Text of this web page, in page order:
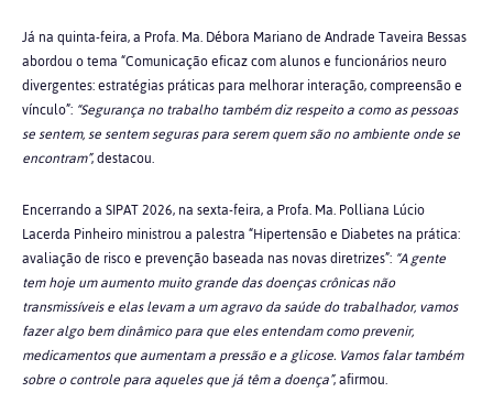
Já na quinta-feira, a Profa. Ma. Débora Mariano de Andrade Taveira Bessas
abordou o tema “Comunicação eficaz com alunos e funcionários neuro
divergentes: estratégias práticas para melhorar interação, compreensão e
vínculo”: “Segurança no trabalho também diz respeito a como as pessoas
se sentem, se sentem seguras para serem quem são no ambiente onde se
encontram”, destacou.
Encerrando a SIPAT 2026, na sexta-feira, a Profa. Ma. Polliana Lúcio
Lacerda Pinheiro ministrou a palestra “Hipertensão e Diabetes na prática:
avaliação de risco e prevenção baseada nas novas diretrizes”: “A gente
tem hoje um aumento muito grande das doenças crônicas não
transmissíveis e elas levam a um agravo da saúde do trabalhador, vamos
fazer algo bem dinâmico para que eles entendam como prevenir,
medicamentos que aumentam a pressão e a glicose. Vamos falar também
sobre o controle para aqueles que já têm a doença”, afirmou.